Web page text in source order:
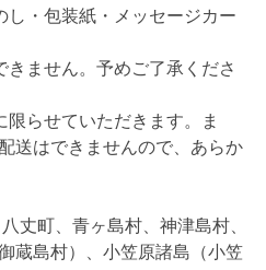
し・包装紙・メッセージカー
ません。予めご了承くださ
らせていただきます。ま
送はできませんので、あらか
丈町、青ヶ島村、神津島村、
蔵島村）、小笠原諸島（小笠